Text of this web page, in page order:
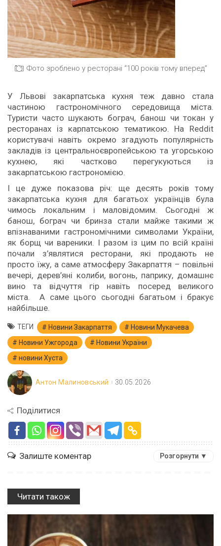
Фото зроблено у ресторані “100 років тому вперед”
У Львові закарпатська кухня теж давно стала
частиною гастрономічного середовища міста.
Туристи часто шукають бограч, банош чи токан у
ресторанах із карпатською тематикою. На Reddit
користувачі навіть окремо згадують популярність
закладів із центральноєвропейською та угорською
кухнею, які частково перегукуються із
закарпатською гастрономією.
І це дуже показова річ: ще десять років тому
закарпатська кухня для багатьох українців була
чимось локальним і маловідомим. Сьогодні ж
банош, бограч чи бринза стали майже такими ж
впізнаваними гастрономічними символами України,
як борщ чи вареники. І разом із цим по всій країні
почали з’являтися ресторани, які продають не
просто їжу, а саме атмосферу Закарпаття – повільні
вечері, дерев’яні колиби, вогонь, паприку, домашнє
вино та відчуття гір навіть посеред великого
міста. А саме цього сьогодні багатьом і бракує
найбільше.
ТЕГИ Новини Закарпаття
Новини Мукачева
Новини Ужгорода
Новини України
новини Хуста
Антон Малиновський 30.05.2026
Поділитися
Залиште коментар Розгорнути ▼
Читати також